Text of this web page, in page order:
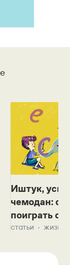
Иштук,
чемодан:
поиграть с
статьи жизнь